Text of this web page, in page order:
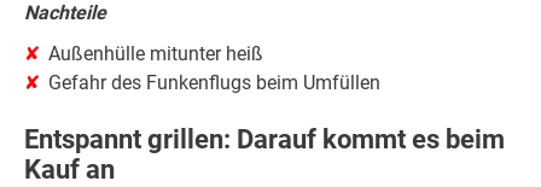
Nachteile
Außenhülle mitunter heiß
Gefahr des Funkenflugs beim Umfüllen
Entspannt grillen: Darauf kommt es beim
Kauf an